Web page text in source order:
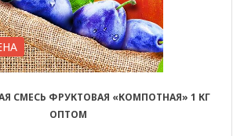
СМЕСЬ ФРУКТОВАЯ «КОМПОТНАЯ» 1 КГ
ОПТОМ